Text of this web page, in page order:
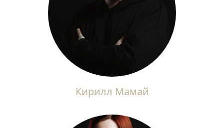
Кирилл Мамай